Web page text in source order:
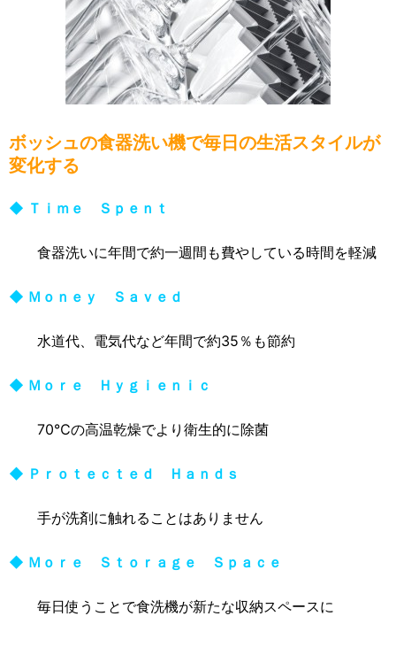
ボッシュの食器洗い機で毎日の生活スタイルが
変化する
◆ Ｔｉｍｅ Ｓｐｅｎｔ
食器洗いに年間で約一週間も費やしている時間を軽減
◆ Ｍｏｎｅｙ Ｓａｖｅｄ
水道代、電気代など年間で約35％も節約
◆ Ｍｏｒｅ Ｈｙｇｉｅｎｉｃ
70℃の高温乾燥でより衛生的に除菌
◆ Ｐｒｏｔｅｃｔｅｄ Ｈａｎｄｓ
手が洗剤に触れることはありません
◆ Ｍｏｒｅ Ｓｔｏｒａｇｅ Ｓｐａｃｅ
毎日使うことで食洗機が新たな収納スペースに